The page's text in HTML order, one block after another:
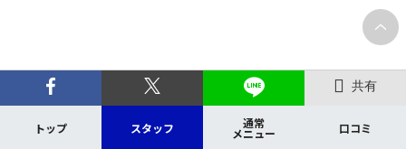
共有
トップ スタッフ 通常
メニュー 口コミ